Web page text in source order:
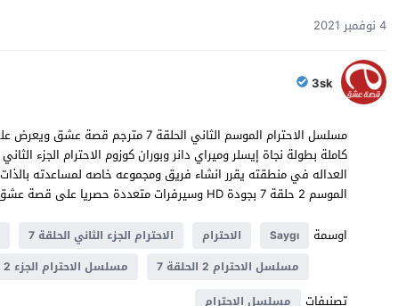
4 نوفمبر 2021
3sk
الموسم 2 حلقة 7 بجودة HD وسيرفرات متعددة حصريا على قصة عشق
اوسمة
Saygı الاحترام الاحترام الجزء الثاني الحلقة 7
مسلسل الاحترام 2 الحلقة 7
مسلسل الاحترام الجزء 2 حلقة 7
تصنيفات مسلسل الاحترام